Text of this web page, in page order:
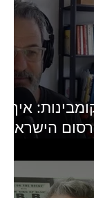
איך
פרסום: